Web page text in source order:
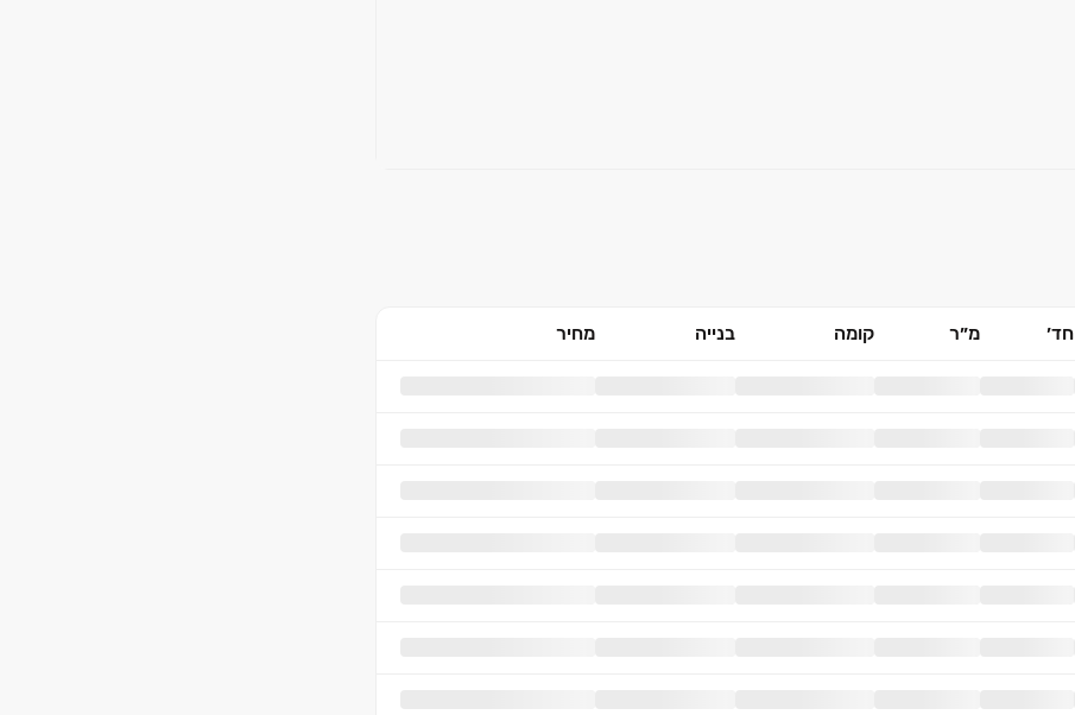
חד׳ מ״ר קומה בנייה מחיר